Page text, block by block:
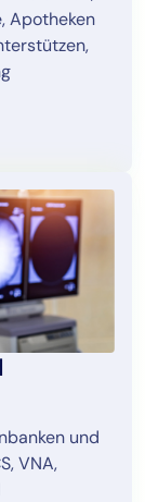
Apotheken
und
VNA,